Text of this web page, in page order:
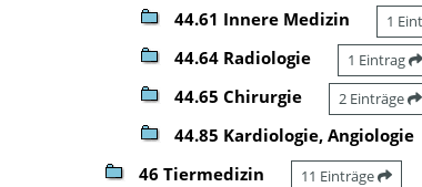
44.61 Innere Medizin 1
44.64 Radiologie 1 Eintrag
44.65 Chirurgie 2 Einträge
44.85 Kardiologie, Angiologie
46 Tiermedizin 11 Einträge